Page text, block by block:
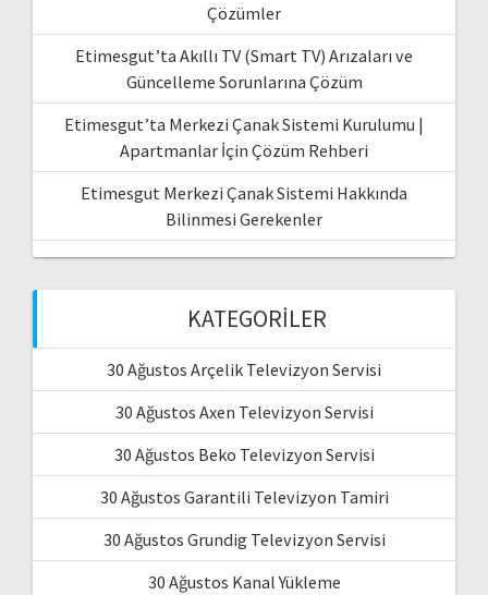
Çözümler
Etimesgut’ta Akıllı TV (Smart TV) Arızaları ve
Güncelleme Sorunlarına Çözüm
Etimesgut’ta Merkezi Çanak Sistemi Kurulumu |
Apartmanlar İçin Çözüm Rehberi
Etimesgut Merkezi Çanak Sistemi Hakkında
Bilinmesi Gerekenler
KATEGORILER
30 Ağustos Arçelik Televizyon Servisi
30 Ağustos Axen Televizyon Servisi
30 Ağustos Beko Televizyon Servisi
30 Ağustos Garantili Televizyon Tamiri
30 Ağustos Grundig Televizyon Servisi
30 Ağustos Kanal Yükleme